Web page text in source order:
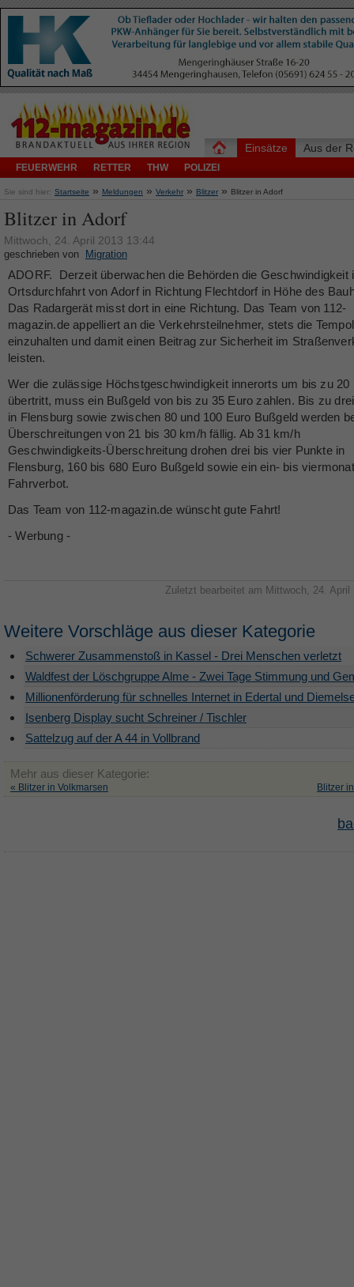
Einsätze
FEUERWEHR RETTER THW POLIZEI
Aus der
Sie sind hier: Startseite » Meldungen » Verkehr » Blitzer » Blitzer in Adorf
Blitzer in Adorf
Mittwoch, 24. April 2013 13:44
geschrieben von Migration
ADORF. Derzeit überwachen die Behörden die Geschwindigkeit
Ortsdurchfahrt von Adorf in Richtung Flechtdorf in Höhe des
Das Radargerät misst dort in eine Richtung. Das Team von 112-
magazin.de appelliert an die Verkehrsteilnehmer, stets die
einzuhalten und damit einen Beitrag zur Sicherheit im
leisten.
Wer die zulässige Höchstgeschwindigkeit innerorts um bis zu 20
übertritt, muss ein Bußgeld von bis zu 35 Euro zahlen. Bis zu
in Flensburg sowie zwischen 80 und 100 Euro Bußgeld werden
Überschreitungen von 21 bis 30 km/h fällig. Ab 31 km/h
Geschwindigkeits-Überschreitung drohen drei bis vier Punkte in
Flensburg, 160 bis 680 Euro Bußgeld sowie ein ein- bis
Fahrverbot.
Das Team von 112-magazin.de wünscht gute Fahrt!
- Werbung -
Zuletzt bearbeitet am Mittwoch, 24. April
Weitere Vorschläge aus dieser Kategorie
Schwerer Zusammenstoß in Kassel - Drei Menschen verletzt
Waldfest der Löschgruppe Alme - Zwei Tage Stimmung und
Millionenförderung für schnelles Internet in Edertal und
Isenberg Display sucht Schreiner / Tischler
Sattelzug auf der A 44 in Vollbrand
Mehr aus dieser Kategorie:
« Blitzer in Volkmarsen Blitzer